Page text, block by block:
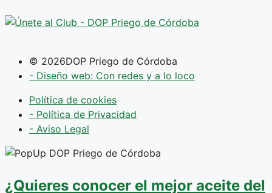
© 2026DOP Priego de Córdoba
- Diseño web: Con redes y a lo loco
Política de cookies
- Política de Privacidad
- Aviso Legal
¿Quieres conocer el mejor aceite del